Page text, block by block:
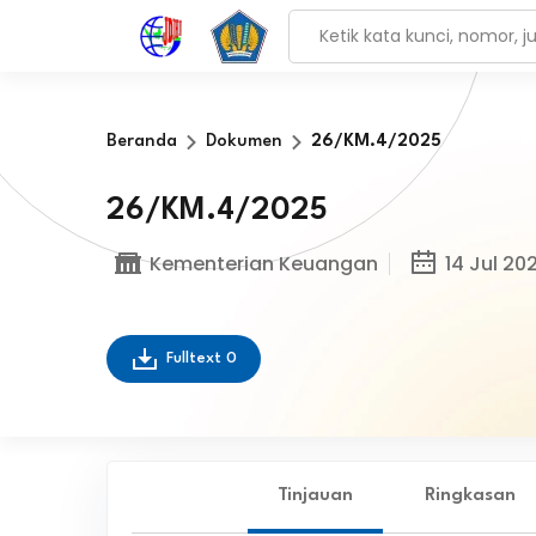
Beranda Dokumen 26/KM.4/2025
26/KM.4/2025
Kementerian Keuangan 14 Jul
Fulltext 0
Tinjauan Ringkasan